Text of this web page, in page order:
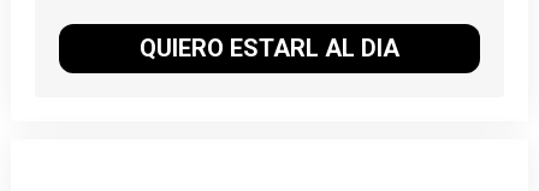
QUIERO ESTARL AL DIA